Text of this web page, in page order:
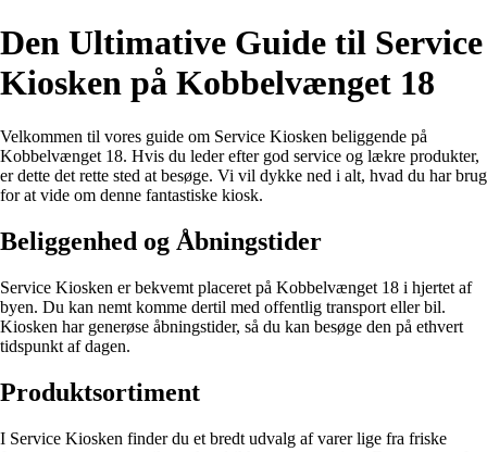
Den Ultimative Guide til Service
Kiosken på Kobbelvænget 18
Velkommen til vores guide om Service Kiosken beliggende på
Kobbelvænget 18. Hvis du leder efter god service og lækre produkter,
er dette det rette sted at besøge. Vi vil dykke ned i alt, hvad du har brug
for at vide om denne fantastiske kiosk.
Beliggenhed og Åbningstider
Service Kiosken er bekvemt placeret på Kobbelvænget 18 i hjertet af
byen. Du kan nemt komme dertil med offentlig transport eller bil.
Kiosken har generøse åbningstider, så du kan besøge den på ethvert
tidspunkt af dagen.
Produktsortiment
I Service Kiosken finder du et bredt udvalg af varer lige fra friske